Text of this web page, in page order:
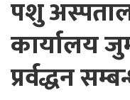
पशु
कार्यालय
प्रर्वद्धन